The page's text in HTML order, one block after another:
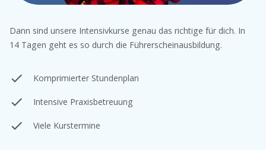
Dann sind unsere Intensivkurse genau das richtige für dich. In
14 Tagen geht es so durch die Führerscheinausbildung.
Komprimierter Stundenplan
Intensive Praxisbetreuung
Viele Kurstermine